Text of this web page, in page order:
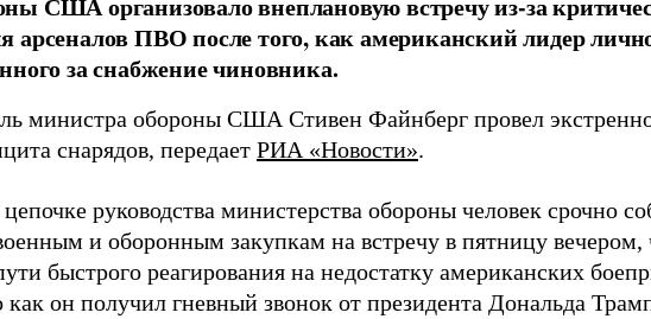
США организовало внеплановую встречу из-за
арсеналов ПВО после того, как американский лидер
за снабжение чиновника.
министра обороны США Стивен Файнберг провел
снарядов, передает РИА «Новости».
руководства министерства обороны человек срочно
и оборонным закупкам на встречу в пятницу вечером,
быстрого реагирования на недостатку американских
как он получил гневный звонок от президента Дональда